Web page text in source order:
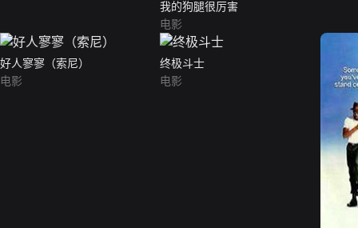
我的狗腿很厉害
电影
好人寥寥（索尼）
电影
终极斗士
电影